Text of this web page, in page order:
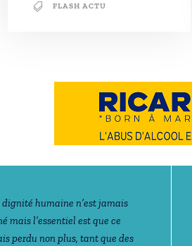
FLASH ACTU
humaine n’est jamais
mais l’essentiel est que ce
perdu non plus, tant que des